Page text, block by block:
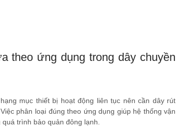
theo ứng dụng trong dây chuyền
mục thiết bị hoạt động liên tục nên cần dây rút
phân loại đúng theo ứng dụng giúp hệ thống vận
trình bảo quản đông lạnh.